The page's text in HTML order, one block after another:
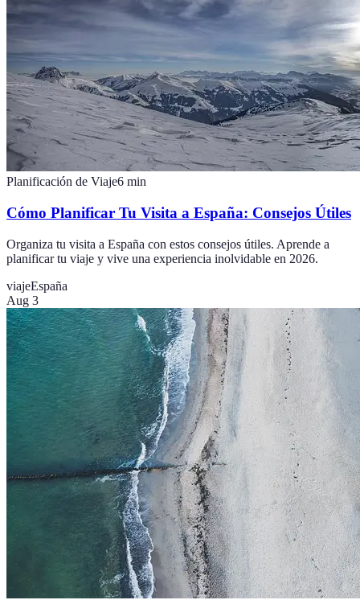
Planificación de Viaje6 min
Cómo Planificar Tu Visita a España: Consejos Útiles
Organiza tu visita a España con estos consejos útiles. Aprende a
planificar tu viaje y vive una experiencia inolvidable en 2026.
viajeEspaña
Aug 3